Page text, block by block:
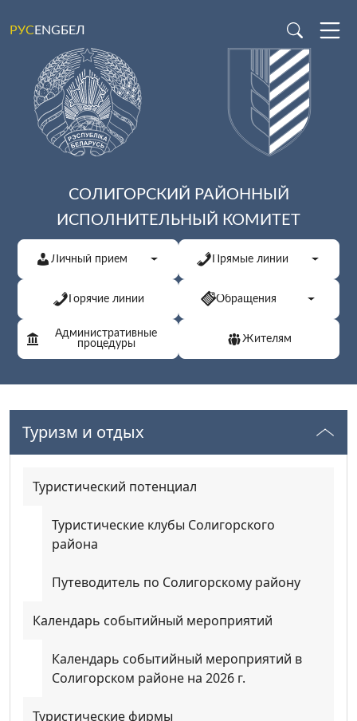
РУСENGБЕЛ
СОЛИГОРСКИЙ РАЙОННЫЙ
ИСПОЛНИТЕЛЬНЫЙ КОМИТЕТ
Личный прием Прямые линии
Горячие линии Обращения
Административные
процедуры
Жителям
Туризм и отдых
Туристический потенциал
Туристические клубы Солигорского
района
Путеводитель по Солигорскому району
Календарь событийный мероприятий
Календарь событийный мероприятий в
Солигорском районе на 2026 г.
Туристические фирмы